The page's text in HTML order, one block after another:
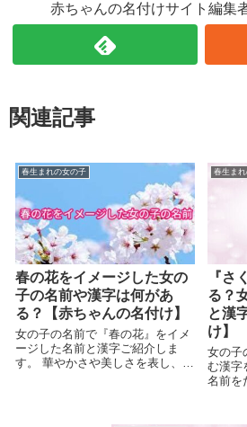
赤ちゃんの名付けサイト編集
関連記事
春生まれの女の子
春の花をイメージした女の
子の名前や漢字は何があ
る？【赤ちゃんの名付け】
女の子の名前で『春の花』をイメ
ージした名前と漢字ご紹介しま
す。 華やかさや美しさを表し、可
春生ま
『さ
る？
と漢
け】
女の子
む漢字
名前を